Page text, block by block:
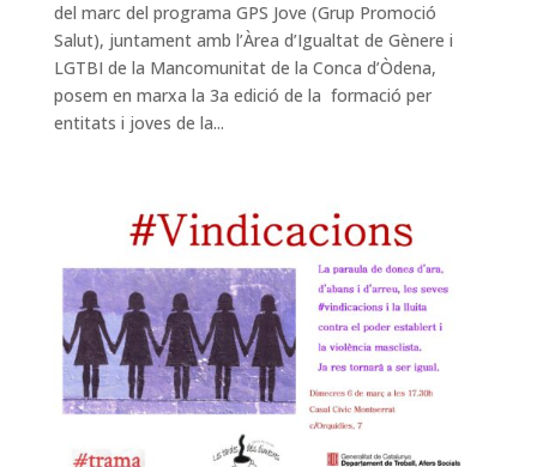
del marc del programa GPS Jove (Grup Promoció
Salut), juntament amb l’Àrea d’Igualtat de Gènere i
LGTBI de la Mancomunitat de la Conca d’Òdena,
posem en marxa la 3a edició de la formació per
entitats i joves de la...